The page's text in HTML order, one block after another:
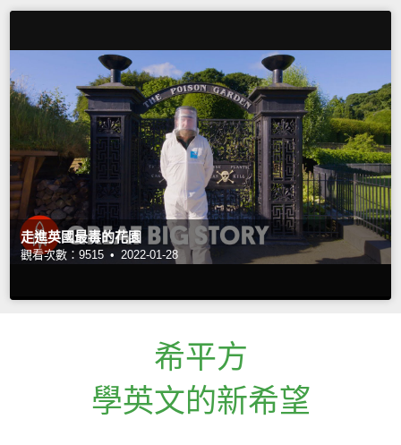
走進英國最毒的花園
觀看次數：9515 • 2022-01-28
希平方
學英文的新希望